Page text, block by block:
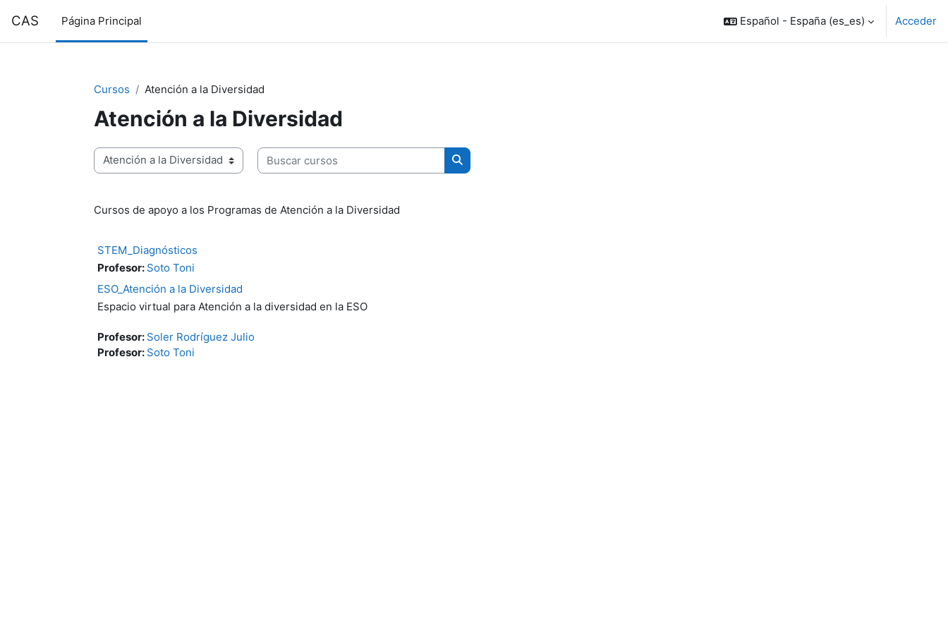
CAS Página Principal Español - España ‎(es_es)‎ Acceder
Cursos Atención a la Diversidad
Atención a la Diversidad
Categorías
Buscar cursos
Buscar cursos
Cursos de apoyo a los Programas de Atención a la Diversidad
STEM_Diagnósticos
Profesor: Soto Toni
ESO_Atención a la Diversidad
Espacio virtual para Atención a la diversidad en la ESO
Profesor: Soler Rodríguez Julio
Profesor: Soto Toni